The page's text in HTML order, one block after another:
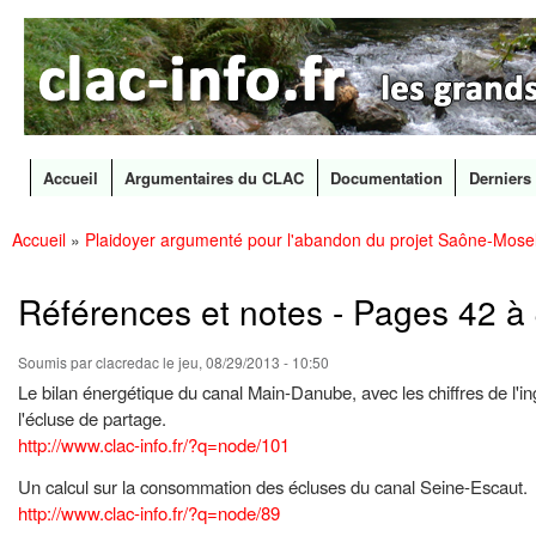
CLAC
Info
Les
grands
canaux
en
Menu principal
Accueil Argumentaires du CLAC Documentation
Accueil » Plaidoyer argumenté pour l'abandon du projet Saône-
Références et notes - Pages 42 à
Soumis parclacredacle jeu, 08/29/2013 - 10:50
Le bilan énergétique du canal Main-Danube, avec les chiffres de
l'écluse de partage.
http://www.clac-info.fr/?q=node/101
Un calcul sur la consommation des écluses du canal Seine-Escaut.
http://www.clac-info.fr/?q=node/89